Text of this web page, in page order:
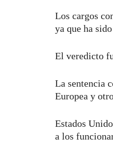
Los cargos
ya que ha
El veredicto
La sentencia
Europea y
Estados
a los